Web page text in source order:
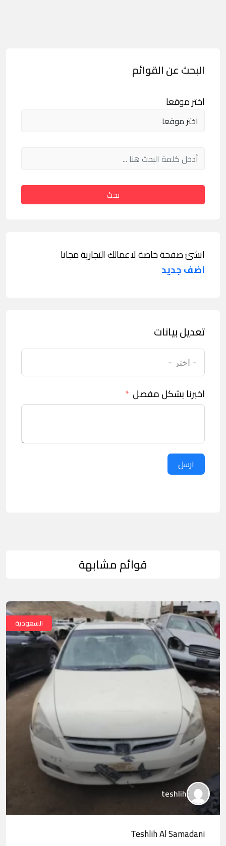
البحث عن القوائم
اختر موقعا
بحث
انشئ صفحة خاصة لاعمالك التجارية مجانا
اضف جديد
تعديل بيانات
اخبرنا بشكل مفصل
ارسل
قوائم مشابهة
السعودية
teshlih
Teshlih Al Samadani